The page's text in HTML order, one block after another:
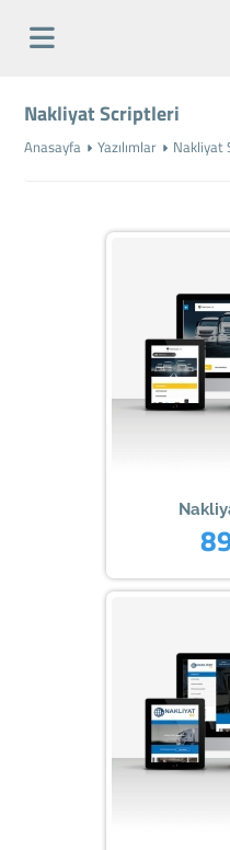
Nakliyat Scriptleri
Anasayfa Yazılımlar Nakliyat